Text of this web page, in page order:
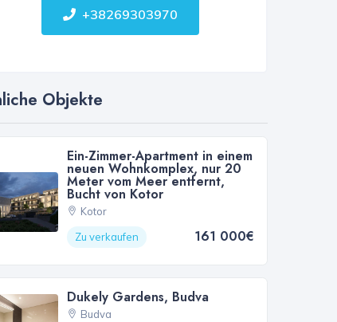
+38269303970
Objekte
Ein-Zimmer-Apartment in einem
neuen Wohnkomplex, nur 20
Meter vom Meer entfernt,
Bucht von Kotor
Kotor
Zu verkaufen
161 000€
Dukely Gardens, Budva
Budva